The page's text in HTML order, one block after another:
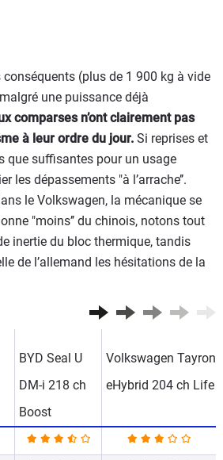
(plus de 1 900 kg à vide
une puissance déjà
comparses n’ont clairement pas
à leur ordre du jour. Si reprises et
que suffisantes pour un usage
dépassements "à l’arrache’’.
le Volkswagen, la mécanique se
"moins’’ du chinois, notons tout
inertie du bloc thermique, tandis
de l’allemand les hésitations de la
BYD Seal U
DM-i 218 ch
Boost
Volkswagen Tayron
eHybrid 204 ch Life